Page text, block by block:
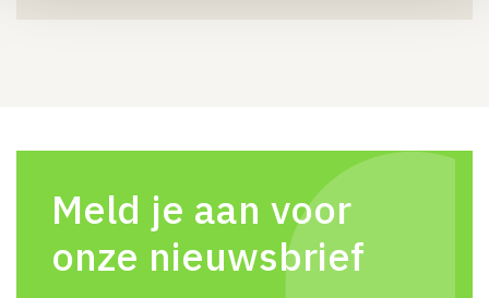
Meld je aan voor
onze nieuwsbrief